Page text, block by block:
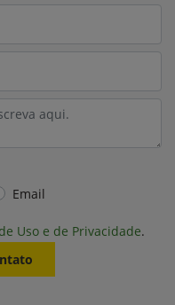
Email
Uso e de Privacidade.